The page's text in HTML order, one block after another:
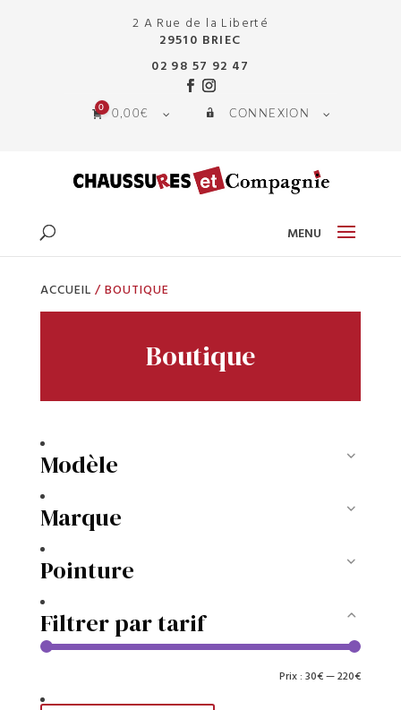
2 A Rue de la Liberté
29510 BRIEC
02 98 57 92 47
0 0,00€ CONNEXION
ACCUEIL / BOUTIQUE
Boutique
Modèle
Marque
Pointure
Filtrer par tarif
Prix
Prix
Prix :30€—220€